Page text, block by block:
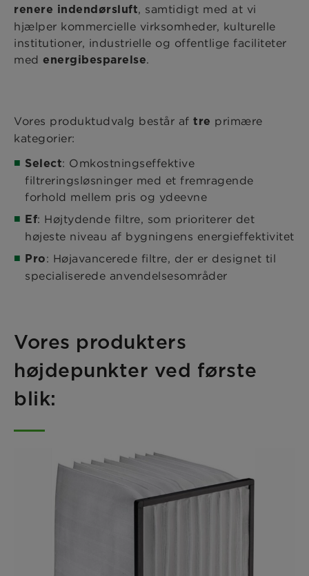
renere indendørsluft, samtidigt med at vi
hjælper kommercielle virksomheder, kulturelle
institutioner, industrielle og offentlige faciliteter
med energibesparelse.
Vores produktudvalg består af tre primære
kategorier:
Select: Omkostningseffektive
filtreringsløsninger med et fremragende
forhold mellem pris og ydeevne
Ef: Højtydende filtre, som prioriterer det
højeste niveau af bygningens energieffektivitet
Pro: Højavancerede filtre, der er designet til
specialiserede anvendelsesområder
Vores produkters
højdepunkter ved første
blik: